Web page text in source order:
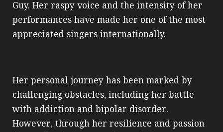
Guy. Her raspy voice and the intensity of her
performances have made her one of the most
appreciated singers internationally.
Her personal journey has been marked by
challenging obstacles, including her battle
with addiction and bipolar disorder.
However, through her resilience and passion